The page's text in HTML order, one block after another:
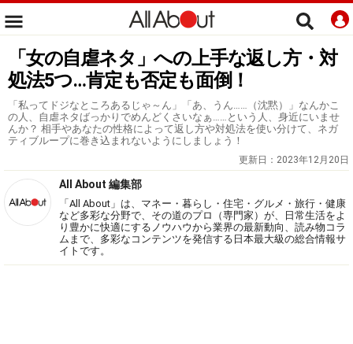
「女の自虐ネタ」への上手な返し方・対
処法5つ…肯定も否定も面倒！
「私ってドジなところあるじゃ～ん」「あ、うん……（沈黙）」なんかこ
の人、自虐ネタばっかりでめんどくさいなぁ……という人、身近にいませ
んか？ 相手やあなたの性格によって返し方や対処法を使い分けて、ネガ
ティブループに巻き込まれないようにしましょう！
更新日： 2023年12月20日
All About 編集部
「All About」は、マネー・暮らし・住宅・グルメ・旅行・健康
など多彩な分野で、その道のプロ（専門家）が、日常生活をよ
り豊かに快適にするノウハウから業界の最新動向、読み物コラ
ムまで、多彩なコンテンツを発信する日本最大級の総合情報サ
イトです。